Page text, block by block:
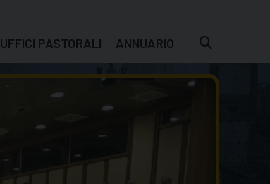
UFFICI PASTORALI ANNUARIO